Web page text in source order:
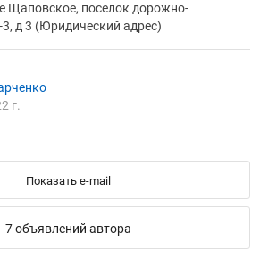
Щаповское, поселок дорожно-
д 3 (Юридический адрес)
г.
Показать e-mail
7 объявлений автора